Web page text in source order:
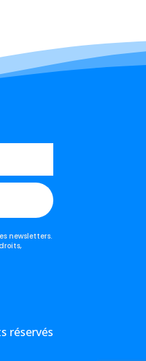
newsletters.
réservés